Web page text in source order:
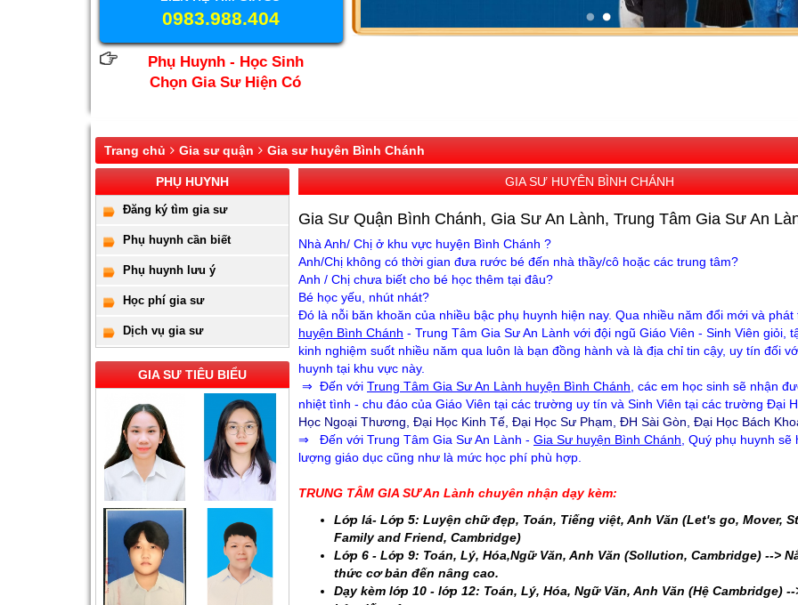
0983.988.404
Phụ Huynh - Học Sinh
Chọn Gia Sư Hiện Có
Trang chủ Gia sư quận Gia sư huyên Bình Chánh
PHỤ HUYNH
Đăng ký tìm gia sư
Phụ huynh cần biết
Phụ huynh lưu ý
Học phí gia sư
Dịch vụ gia sư
GIA SƯ TIÊU BIỂU
GIA SƯ HUYÊN BÌNH CHÁNH
Gia Sư Quận Bình Chánh, Gia Sư An Lành, Trung Tâm Gia Sư An
Nhà Anh/ Chị ở khu vực huyện Bình Chánh ?
Anh/Chị không có thời gian đưa rước bé đến nhà thầy/cô hoặc các trung tâm?
Anh / Chị chưa biết cho bé học thêm tại đâu?
Bé học yếu, nhút nhát?
Đó là nỗi băn khoăn của nhiều bậc phụ huynh hiện nay. Qua nhiều năm đổi mới và phát
huyện Bình Chánh - Trung Tâm Gia Sư An Lành với đội ngũ Giáo Viên - Sinh Viên giỏi,
kinh nghiệm suốt nhiều năm qua luôn là bạn đồng hành và là địa chỉ tin cậy, uy tín đối
huynh tại khu vực này.
⇒ Đến với Trung Tâm Gia Sư An Lành huyện Bình Chánh , các em học sinh sẽ nhận
nhiệt tình - chu đáo của Giáo Viên tại các trường uy tín và Sinh Viên tại các trường Đại
Học Ngoại Thương, Đại Học Kinh Tế, Đại Học Sư Phạm, ĐH Sài Gòn, Đại Học Bách
⇒ Đến với Trung Tâm Gia Sư An Lành - Gia Sư huyện Bình Chánh , Quý phụ huynh
lượng giáo dục cũng như là mức học phí phù hợp.
TRUNG TÂM GIA SƯ An Lành chuyên nhận dạy kèm:
Lớp lá- Lớp 5: Luyện chữ đẹp, Toán, Tiếng việt, Anh Văn (Let's go, Mover,
Family and Friend, Cambridge)
Lớp 6 - Lớp 9: Toán, Lý, Hóa,Ngữ Văn, Anh Văn (Sollution, Cambridge) -->
thức cơ bản đến nâng cao.
Dạy kèm lớp 10 - lớp 12: Toán, Lý, Hóa, Ngữ Văn, Anh Văn (Hệ Cambridge)